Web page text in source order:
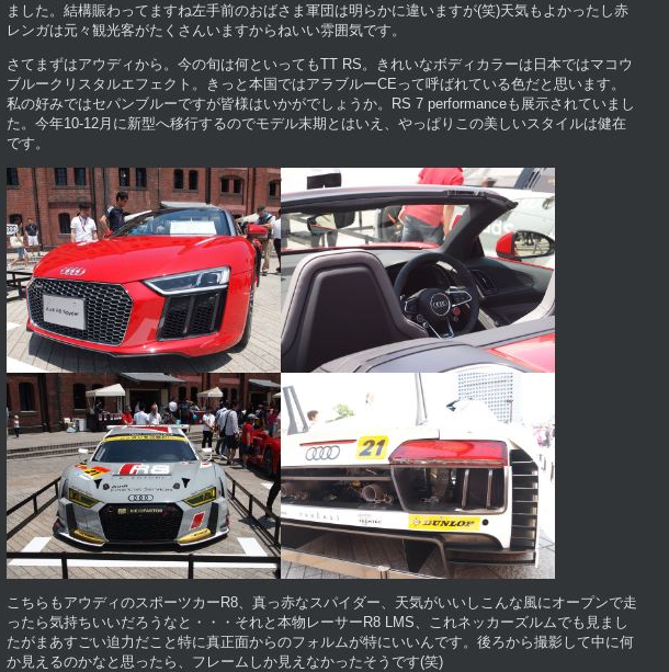
ました。結構賑わってますね左手前のおばさま軍団は明らかに違いますが(笑)天気もよかったし赤
レンガは元々観光客がたくさんいますからねいい雰囲気です。
さてまずはアウディから。今の旬は何といってもTT RS。きれいなボディカラーは日本ではマコウ
ブルークリスタルエフェクト。きっと本国ではアラブルーCEって呼ばれている色だと思います。
私の好みではセパンブルーですが皆様はいかがでしょうか。RS 7 performanceも展示されていまし
た。今年10-12月に新型へ移行するのでモデル末期とはいえ、やっぱりこの美しいスタイルは健在
です。
こちらもアウディのスポーツカーR8、真っ赤なスパイダー、天気がいいしこんな風にオープンで走
ったら気持ちいいだろうなと・・・それと本物レーサーR8 LMS、これネッカーズルムでも見まし
たがまあすごい迫力だこと特に真正面からのフォルムが特にいいんです。後ろから撮影して中に何
か見えるのかなと思ったら、フレームしか見えなかったそうです(笑)